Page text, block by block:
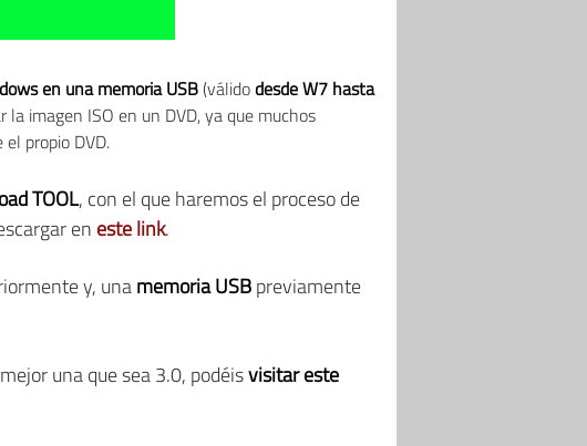
en una memoria USB(válidodesde W7 hasta
imagen ISO en un DVD, ya que muchos
propio DVD.
TOOL, con el que haremos el proceso de
en este link.
y, unamemoria USBpreviamente
una que sea 3.0, podéisvisitar este